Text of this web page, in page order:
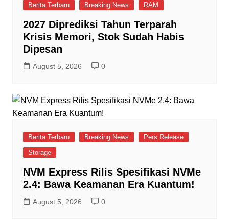
Berita Terbaru Breaking News RAM
2027 Diprediksi Tahun Terparah
Krisis Memori, Stok Sudah Habis
Dipesan
August 5, 2026 0
Berita Terbaru Breaking News
Pers Release
Storage
NVM Express Rilis Spesifikasi NVMe
2.4: Bawa Keamanan Era Kuantum!
August 5, 2026 0